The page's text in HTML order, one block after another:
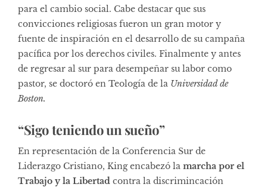
para el cambio social. Cabe destacar que sus
convicciones religiosas fueron un gran motor y
fuente de inspiración en el desarrollo de su campaña
pacífica por los derechos civiles. Finalmente y antes
de regresar al sur para desempeñar su labor como
pastor, se doctoró en Teología de la Universidad de
Boston.
“Sigo teniendo un sueño”
En representación de la Conferencia Sur de
Liderazgo Cristiano, King encabezó la marcha por el
Trabajo y la Libertad contra la discrimincación